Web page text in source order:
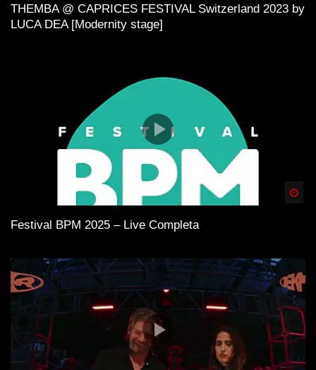
THEMBA @ CAPRICES FESTIVAL Switzerland 2023 by
LUCA DEA [Modernity stage]
Festival BPM 2025 – Live Completa